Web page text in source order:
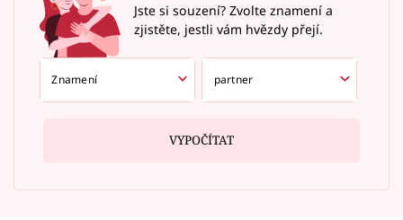
Jste si souzení? Zvolte znamení a
zjistěte, jestli vám hvězdy přejí.
VYPOČÍTAT